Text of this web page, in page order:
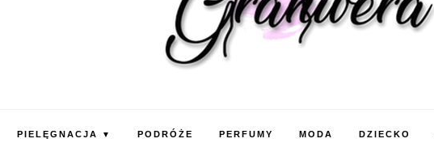
PIELĘGNACJA ▼ PODRÓŻE PERFUMY MODA DZIECKO